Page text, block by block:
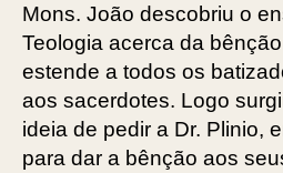
Mons. João descobriu o
Teologia acerca da
estende a todos os
aos sacerdotes. Logo
ideia de pedir a Dr. Plinio,
para dar a bênção aos